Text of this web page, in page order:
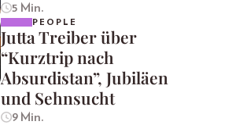
5 Min.
PEOPLE
Jutta Treiber über
“Kurztrip nach
Absurdistan”, Jubiläen
und Sehnsucht
9 Min.